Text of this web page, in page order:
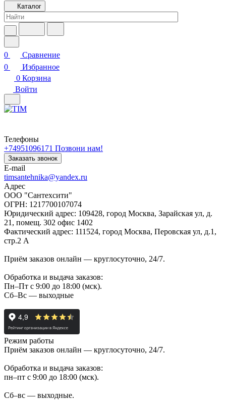
Каталог
0
Сравнение
0
Избранное
0 Корзина
Войти
Телефоны
+74951096171 Позвони нам!
Заказать звонок
E-mail
timsantehnika@yandex.ru
Адрес
ООО "Сантехсити"
ОГРН: 1217700107074
Юридический адрес: 109428, город Москва, Зарайская ул, д.
21, помещ. 302 офис 1402
Фактический адрес: 111524, город Москва, Перовская ул, д.1,
стр.2 А
Приём заказов онлайн — круглосуточно, 24/7.
Обработка и выдача заказов:
Пн–Пт с 9:00 до 18:00 (мск).
Сб–Вс — выходные
Режим работы
Приём заказов онлайн — круглосуточно, 24/7.
Обработка и выдача заказов:
пн–пт с 9:00 до 18:00 (мск).
Сб–вс — выходные.